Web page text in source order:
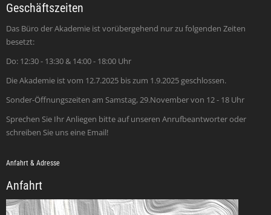
Geschäftszeiten
Das Büro der Akademie ist vorübergehend nur zu folgenden Zeiten
besetzt:
Do: 12:30 - 13:30 & 14:00 - 18:00 Uhr
Die Akademie ist vom 12.7.2025 bis zum 1.9.2025 geschlossen.
Sonder-Öffnungszeiten am Samstag, 29.November von 12 - 18 Uhr
Sprechen Sie Ihr Anliegen bitte auf unseren Anrufbeantworter oder
schreiben Sie uns eine Email!
Anfahrt & Adresse
Anfahrt